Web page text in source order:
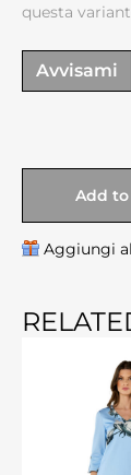
questa
Avvisami
Add
Aggiungi